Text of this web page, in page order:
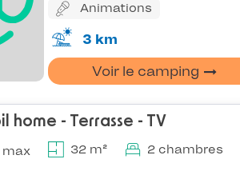
Animations
3 km
Voir le camping
home - Terrasse - TV
max 32 m² 2 chambres